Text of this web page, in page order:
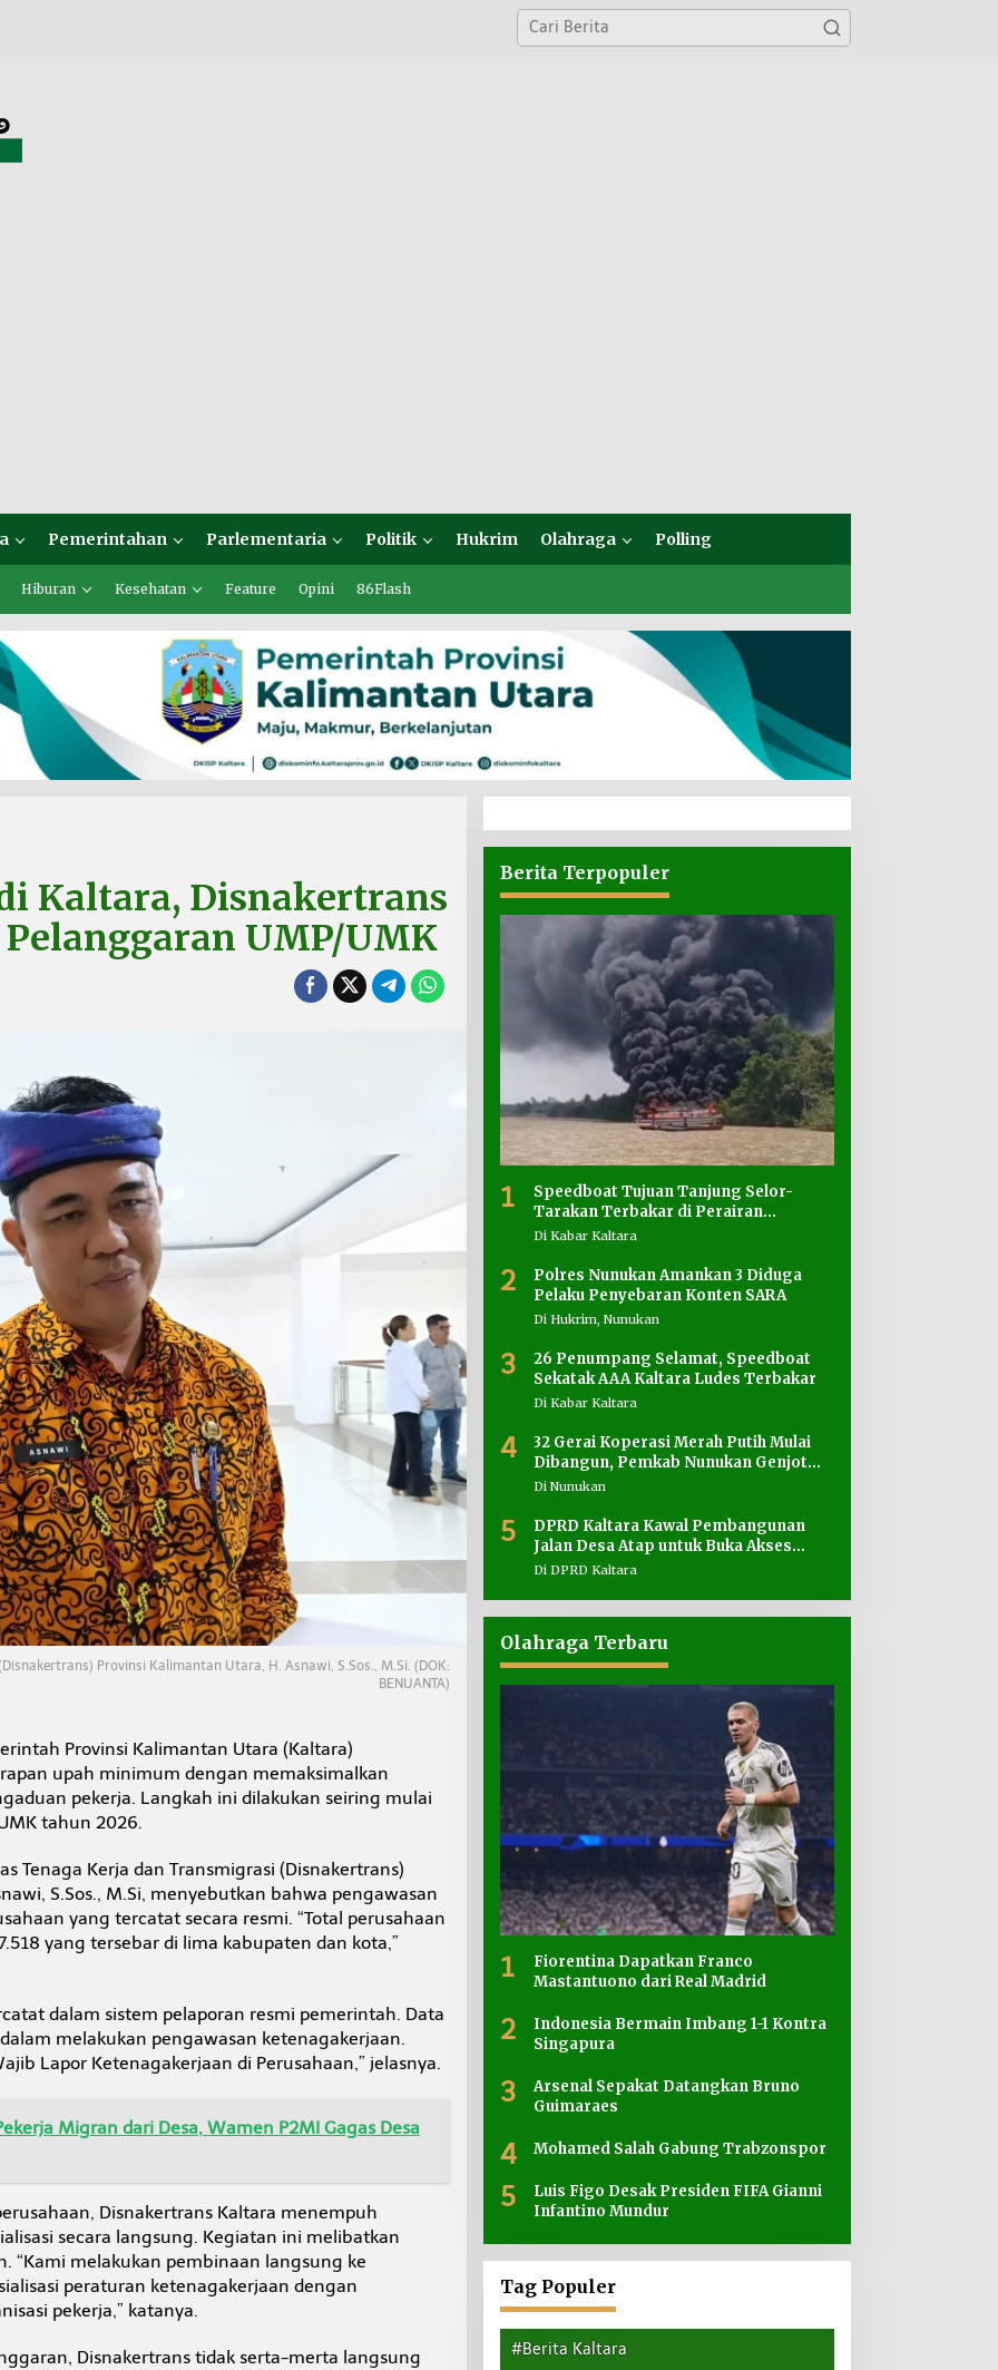
Pemerintahan Parlementaria Politik Hukrim Olahraga Polling
Hiburan Kesehatan Feature Opini 86Flash
di Kaltara, Disnakertrans
UMP/UMK
Provinsi Kalimantan Utara, H. Asnawi, S.Sos., M.Si. (DOK:
BENUANTA)
Provinsi Kalimantan Utara (Kaltara)
upah minimum dengan memaksimalkan
pekerja. Langkah ini dilakukan seiring mulai
tahun 2026.
Tenaga Kerja dan Transmigrasi (Disnakertrans)
S.Sos., M.Si, menyebutkan bahwa pengawasan
yang tercatat secara resmi. “Total perusahaan
yang tersebar di lima kabupaten dan kota,”
dalam sistem pelaporan resmi pemerintah. Data
melakukan pengawasan ketenagakerjaan.
Lapor Ketenagakerjaan di Perusahaan,” jelasnya.
Migran dari Desa, Wamen P2MI Gagas Desa
Disnakertrans Kaltara menempuh
secara langsung. Kegiatan ini melibatkan
“Kami melakukan pembinaan langsung ke
peraturan ketenagakerjaan dengan
pekerja,” katanya.
Disnakertrans tidak serta-merta langsung
Berita Terpopuler
1
Speedboat Tujuan Tanjung Selor-
Tarakan Terbakar di Perairan
Salimbatu
Di Kabar Kaltara
2
Polres Nunukan Amankan 3 Diduga
Pelaku Penyebaran Konten SARA
Di Hukrim, Nunukan
3
26 Penumpang Selamat, Speedboat
Sekatak AAA Kaltara Ludes Terbakar
Di Kabar Kaltara
4
32 Gerai Koperasi Merah Putih Mulai
Dibangun, Pemkab Nunukan Genjot
Penyediaan Lahan
Di Nunukan
5
DPRD Kaltara Kawal Pembangunan
Jalan Desa Atap untuk Buka Akses
Wilayah Perbatasan
Di DPRD Kaltara
Olahraga Terbaru
1
Fiorentina Dapatkan Franco
Mastantuono dari Real Madrid
2
Indonesia Bermain Imbang 1-1 Kontra
Singapura
3
Arsenal Sepakat Datangkan Bruno
Guimaraes
4 Mohamed Salah Gabung Trabzonspor
5
Luis Figo Desak Presiden FIFA Gianni
Infantino Mundur
Tag Populer
#Berita Kaltara